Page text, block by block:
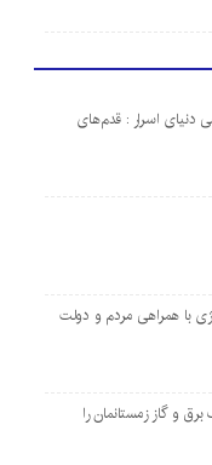
دنیای اسرار : قدم‌های
با همراهی مردم و دولت
و گاز زمستانمان را